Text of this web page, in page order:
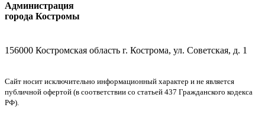
Администрация
города Костромы
156000 Костромская область г. Кострома, ул. Советская, д. 1
Сайт носит исключительно информационный характер и не является
публичной офертой (в соответствии со статьей 437 Гражданского кодекса
РФ).